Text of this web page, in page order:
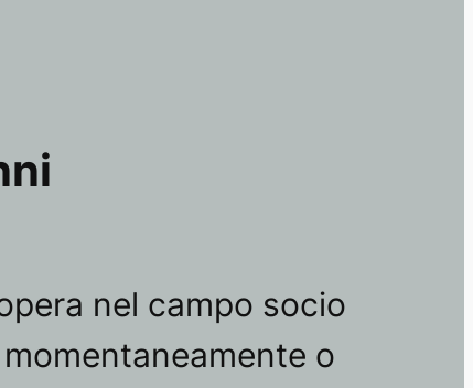
nel campo socio
o